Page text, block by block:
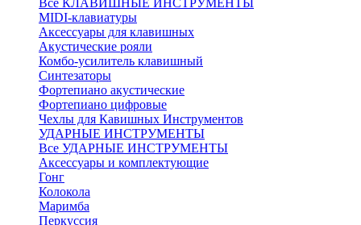
Все КЛАВИШНЫЕ ИНСТРУМЕНТЫ
MIDI-клавиатуры
Аксессуары для клавишных
Акустические рояли
Комбо-усилитель клавишный
Синтезаторы
Фортепиано акустические
Фортепиано цифровые
Чехлы для Кавишных Инструментов
УДАРНЫЕ ИНСТРУМЕНТЫ
Все УДАРНЫЕ ИНСТРУМЕНТЫ
Аксессуары и комплектующие
Гонг
Колокола
Маримба
Перкуссия